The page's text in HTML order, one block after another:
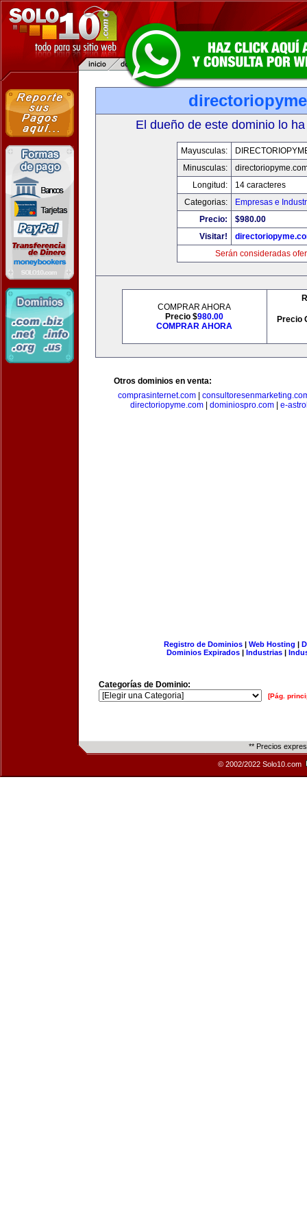
El dueño de este dominio lo
Mayusculas:
Minusculas:
Longitud:
14 caracteres
Categorias:
Empresas e
Precio:
$980.00
Visitar!
Serán consideradas
COMPRAR AHORA
Precio $980.00
COMPRAR AHORA
Precio
Otros dominios en venta:
comprasinternet.com|
directoriopyme.com| dominiospro.com| e-
Registro de Dominios| Web Hosting |
Dominios Expirados | Industrias |
Categorías de Dominio:
[Pág.
** Precios
© 2002/2022 Solo10.com